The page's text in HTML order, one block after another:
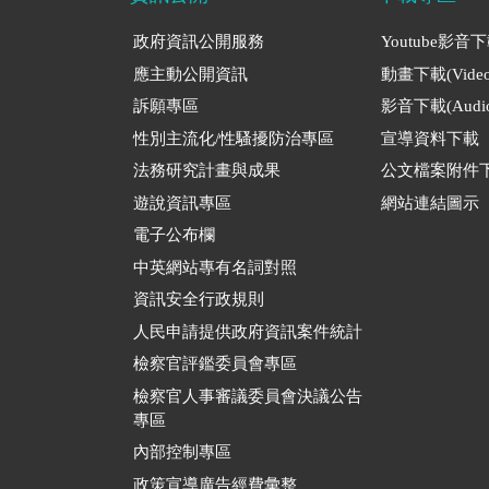
政府資訊公開服務
應主動公開資訊
訴願專區
性別主流化/性騷擾防治專區
法務研究計畫與成果
遊說資訊專區
電子公布欄
中英網站專有名詞對照
資訊安全行政規則
人民申請提供政府資訊案件統計
檢察官評鑑委員會專區
檢察官人事審議委員會決議公告
專區
內部控制專區
政策宣導廣告經費彙整
Youtube影音
動畫下載
影音下載
宣導資料下載
公文檔案附件
網站連結圖示